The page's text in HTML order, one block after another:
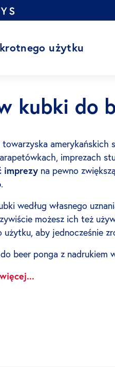
użytku
kubki do
towarzyska amerykańskich
imprezach
imprezy na pewno zwiększą
.
według własnego
możesz ich też
aby jednocześnie
beer ponga z nadrukiem